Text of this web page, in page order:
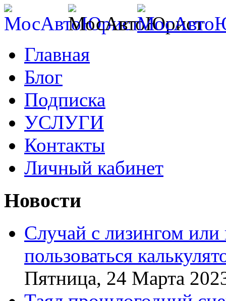
Главная
Блог
Подписка
УСЛУГИ
Контакты
Личный кабинет
Новости
Случай с лизингом
пользоваться
Пятница, 24 Марта